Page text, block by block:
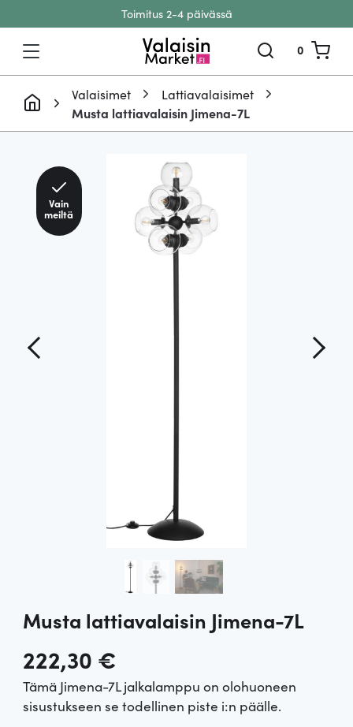
Toimitus 2-4 päivässä
Siirry sisältöön 0
Valaisimet
Lattiavalaisimet
Musta lattiavalaisin Jimena-7L
Musta lattiavalaisin Jimena-7L
222,30 €
Tämä Jimena-7L jalkalamppu on olohuoneen
sisustukseen se todellinen piste i:n päälle.
Vain
meiltä